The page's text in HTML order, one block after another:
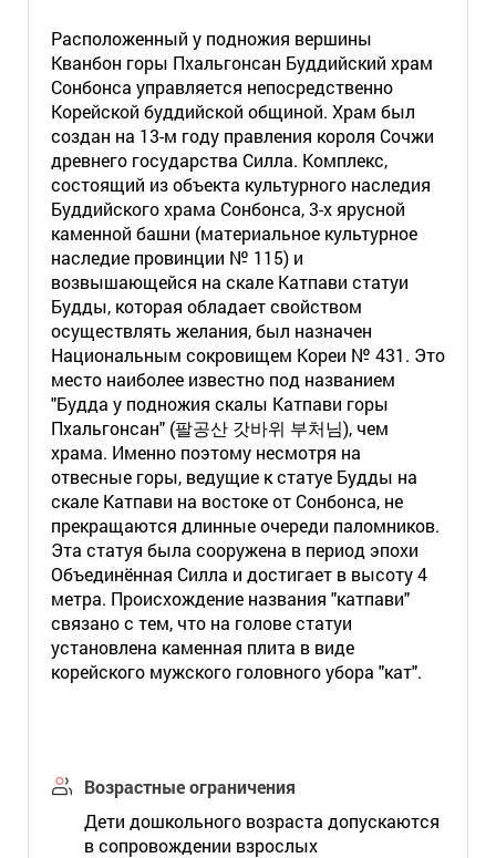
Расположенный у подножия вершины
Кванбон горы Пхальгонсан Буддийский храм
Сонбонса управляется непосредственно
Корейской буддийской общиной. Храм был
создан на 13-м году правления короля Сочжи
древнего государства Силла. Комплекс,
состоящий из объекта культурного наследия
Буддийского храма Сонбонса, 3-х ярусной
каменной башни (материальное культурное
наследие провинции № 115) и
возвышающейся на скале Катпави статуи
Будды, которая обладает свойством
осуществлять желания, был назначен
Национальным сокровищем Кореи № 431. Это
место наиболее известно под названием
"Будда у подножия скалы Катпави горы
Пхальгонсан" (팔공산 갓바위 부처님), чем
храма. Именно поэтому несмотря на
отвесные горы, ведущие к статуе Будды на
скале Катпави на востоке от Сонбонса, не
прекращаются длинные очереди паломников.
Эта статуя была сооружена в период эпохи
Объединённая Силла и достигает в высоту 4
метра. Происхождение названия "катпави"
связано с тем, что на голове статуи
установлена каменная плита в виде
корейского мужского головного убора "кат".
Возрастные ограничения
Дети дошкольного возраста допускаются
в сопровождении взрослых